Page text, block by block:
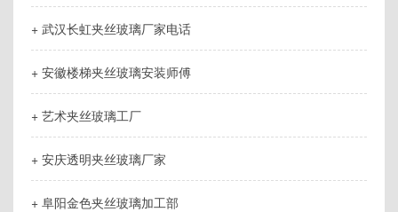
+ 武汉长虹夹丝玻璃厂家电话
+ 安徽楼梯夹丝玻璃安装师傅
+ 艺术夹丝玻璃工厂
+ 安庆透明夹丝玻璃厂家
+ 阜阳金色夹丝玻璃加工部